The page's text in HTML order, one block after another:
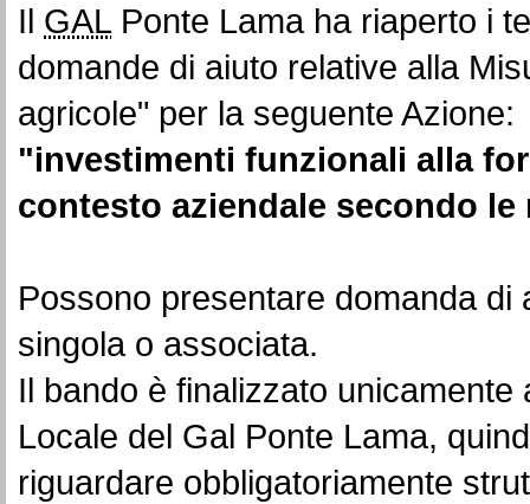
Il GALPonte Lama ha riaperto i
domande di aiuto relative alla
agricole" per la seguente Azione:
"investimenti funzionali alla
contesto aziendale secondo
Possono presentare domanda
singola o associata.
Il bando è finalizzato
Locale del Gal Ponte Lama,
riguardare obbligatoriamente